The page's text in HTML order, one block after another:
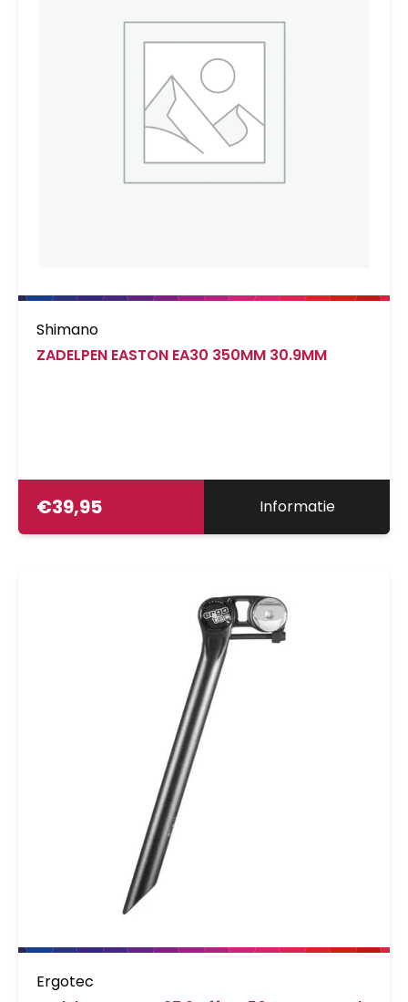
Shimano
ZADELPEN EASTON EA30 350MM 30.9MM
€39,95 Informatie
Ergotec